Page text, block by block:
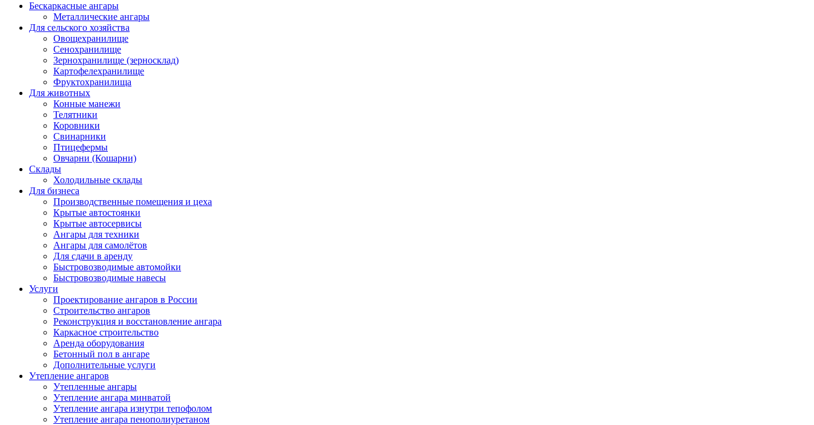
Бескаркасные ангары
Металлические ангары
Для сельского хозяйства
Овощехранилище
Сенохранилище
Зернохранилище (зерносклад)
Картофелехранилище
Фруктохранилища
Для животных
Конные манежи
Телятники
Коровники
Свинарники
Птицефермы
Овчарни (Кошарни)
Склады
Холодильные склады
Для бизнеса
Производственные помещения и цеха
Крытые автостоянки
Крытые автосервисы
Ангары для техники
Ангары для самолётов
Для сдачи в аренду
Быстровозводимые автомойки
Быстровозводимые навесы
Услуги
Проектирование ангаров в России
Строительство ангаров
Реконструкция и восстановление ангара
Каркасное строительство
Аренда оборудования
Бетонный пол в ангаре
Дополнительные услуги
Утепление ангаров
Утепленные ангары
Утепление ангара минватой
Утепление ангара изнутри тепофолом
Утепление ангара пенополиуретаном